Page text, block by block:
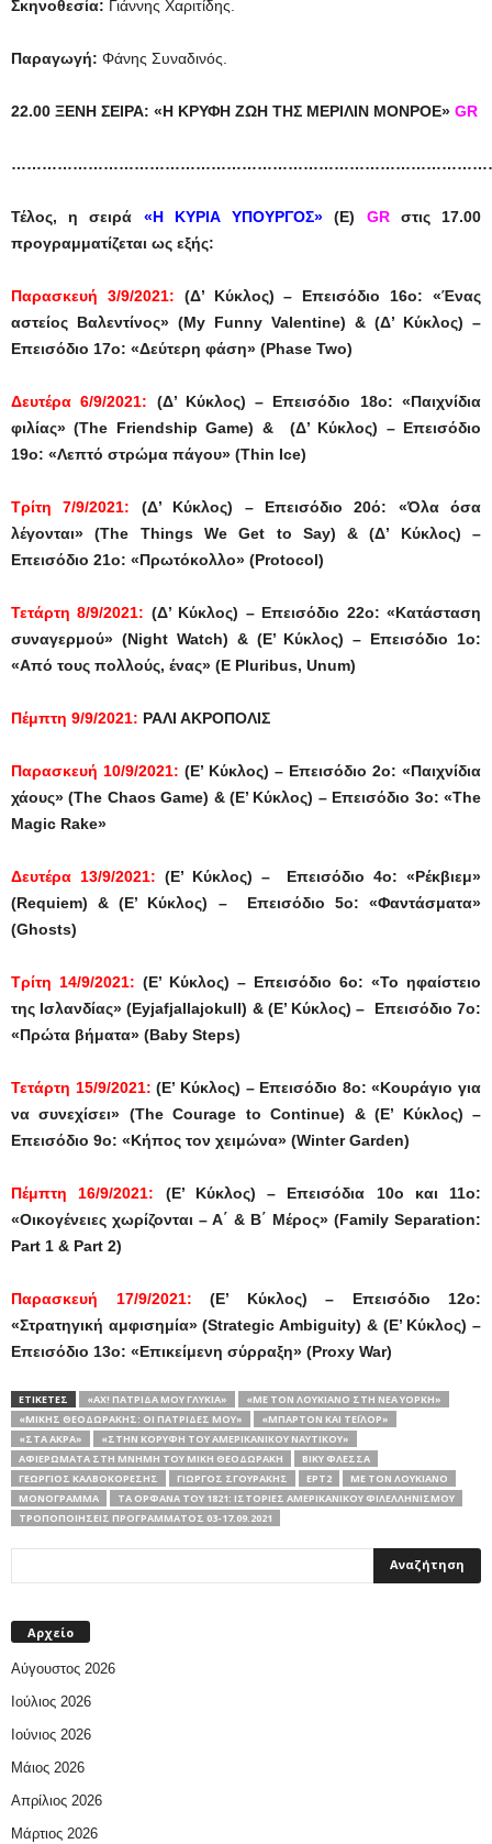
Σκηνοθεσία: Γιάννης Χαριτίδης.
Παραγωγή: Φάνης Συναδινός.
22.00 ΞΕΝΗ ΣΕΙΡΑ: «Η ΚΡΥΦΗ ΖΩΗ ΤΗΣ ΜΕΡΙΛΙΝ ΜΟΝΡΟΕ» GR
Τέλος, η σειρά «Η ΚΥΡΙΑ ΥΠΟΥΡΓΟΣ» (Ε) GRστις 17.00
προγραμματίζεται ως εξής:
Παρασκευή 3/9/2021: (Δ’ Κύκλος) – Επεισόδιο 16ο: «Ένας
αστείος Βαλεντίνος» (My Funny Valentine) & (Δ’ Κύκλος) –
Επεισόδιο 17ο: «Δεύτερη φάση» (Phase Two)
Δευτέρα 6/9/2021: (Δ’ Κύκλος) – Επεισόδιο 18ο: «Παιχνίδια
φιλίας» (The Friendship Game) & (Δ’ Κύκλος) – Επεισόδιο
19ο: «Λεπτό στρώμα πάγου» (Thin Ice)
Τρίτη 7/9/2021: (Δ’ Κύκλος) – Επεισόδιο 20ό: «Όλα όσα
λέγονται» (The Things We Get to Say) & (Δ’ Κύκλος) –
Επεισόδιο 21ο: «Πρωτόκολλο» (Protocol)
Τετάρτη 8/9/2021: (Δ’ Κύκλος) – Επεισόδιο 22ο: «Κατάσταση
συναγερμού» (Night Watch) & (Ε’ Κύκλος) – Επεισόδιο 1ο:
«Από τους πολλούς, ένας» (E Pluribus, Unum)
Πέμπτη 9/9/2021: ΡΑΛΙ ΑΚΡΟΠΟΛΙΣ
Παρασκευή 10/9/2021: (Ε’ Κύκλος) – Επεισόδιο 2ο: «Παιχνίδια
χάους» (The Chaos Game) & (Ε’ Κύκλος) – Επεισόδιο 3ο: «The
Magic Rake»
Δευτέρα 13/9/2021: (Ε’ Κύκλος) – Επεισόδιο 4ο: «Ρέκβιεμ»
(Requiem) & (Ε’ Κύκλος) – Επεισόδιο 5ο: «Φαντάσματα»
(Ghosts)
Τρίτη 14/9/2021: (Ε’ Κύκλος) – Επεισόδιο 6ο: «Το ηφαίστειο
της Ισλανδίας» (Eyjafjallajokull) & (Ε’ Κύκλος) – Επεισόδιο 7ο:
«Πρώτα βήματα» (Baby Steps)
Τετάρτη 15/9/2021:(Ε’ Κύκλος) – Επεισόδιο 8ο: «Κουράγιο για
να συνεχίσει» (The Courage to Continue) & (Ε’ Κύκλος) –
Επεισόδιο 9ο: «Κήπος τον χειμώνα» (Winter Garden)
Πέμπτη 16/9/2021:
(Ε’ Κύκλος) – Επεισόδια 10ο και 11ο:
«Οικογένειες χωρίζονται – Α΄ & Β΄ Μέρος» (Family Separation:
Part 1 & Part 2)
Παρασκευή 17/9/2021: (Ε’ Κύκλος) – Επεισόδιο 12ο:
«Στρατηγική αμφισημία» (Strategic Ambiguity) & (Ε’ Κύκλος) –
Επεισόδιο 13ο: «Επικείμενη σύρραξη» (Proxy War)
ΕΤΙΚΕΤΕΣ «ΑΧ! ΠΑΤΡΊΔΑ ΜΟΥ ΓΛΥΚΙΆ»
«ΜΕ ΤΟΝ ΛΟΥΚΙΑΝΌ ΣΤΗ ΝΈΑ ΥΌΡΚΗ»
«ΜΊΚΗΣ ΘΕΟΔΩΡΆΚΗΣ: ΟΙ ΠΑΤΡΊΔΕΣ ΜΟΥ»
«ΜΠΑΡΤΟΝ ΚΑΙ ΤΕΪΛΟΡ»
«ΣΤΑ ΆΚΡΑ»
«ΣΤΗΝ ΚΟΡΥΦΉ ΤΟΥ ΑΜΕΡΙΚΑΝΙΚΟΎ ΝΑΥΤΙΚΟΎ»
ΑΦΙΕΡΏΜΑΤΑ ΣΤΗ ΜΝΉΜΗ ΤΟΥ ΜΊΚΗ ΘΕΟΔΩΡΆΚΗ
ΒΊΚΥ ΦΛΈΣΣΑ
ΓΕΏΡΓΙΟΣ ΚΑΛΒΟΚΟΡΈΣΗΣ
ΓΙΏΡΓΟΣ ΣΓΟΥΡΆΚΗΣ ΕΡΤ2
ΜΕ ΤΟΝ ΛΟΥΚΙΑΝΟ
ΜΟΝΟΓΡΑΜΜΑ
ΤΑ ΟΡΦΑΝΑ ΤΟΥ 1821: ΙΣΤΟΡΙΕΣ ΑΜΕΡΙΚΑΝΙΚΟΥ ΦΙΛΕΛΛΗΝΙΣΜΟΥ
ΤΡΟΠΟΠΟΙΉΣΕΙΣ ΠΡΟΓΡΆΜΜΑΤΟΣ 03-17.09.2021
Αρχείο
Αύγουστος 2026
Ιούλιος 2026
Ιούνιος 2026
Μάιος 2026
Απρίλιος 2026
Μάρτιος 2026